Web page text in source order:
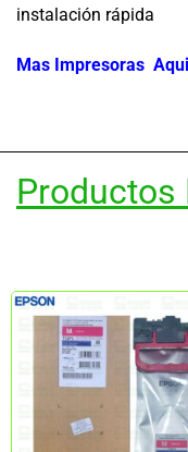
instalación rápida
Mas Impresoras
Productos